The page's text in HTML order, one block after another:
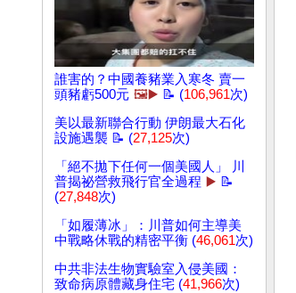
誰害的？中國養豬業入寒冬 賣一
頭豬虧500元 🖼️▶️ 📝 (106,961次)
美以最新聯合行動 伊朗最大石化
設施遇襲 📝 (27,125次)
「絕不拋下任何一個美國人」 川
普揭祕營救飛行官全過程 ▶️ 📝
(27,848次)
「如履薄冰」：川普如何主導美
中戰略休戰的精密平衡 (46,061次)
中共非法生物實驗室入侵美國：
致命病原體藏身住宅 (41,966次)